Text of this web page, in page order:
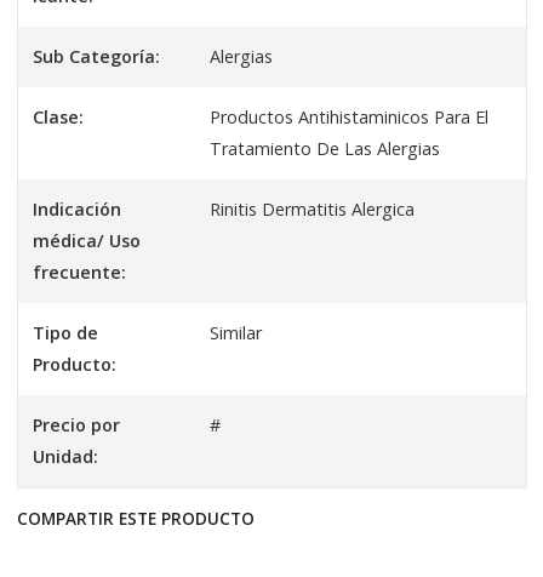
Sub Categoría: Alergias
Clase:
Productos Antihistaminicos Para El
Tratamiento De Las Alergias
Indicación
médica/ Uso
frecuente:
Rinitis Dermatitis Alergica
Tipo de
Producto:
Similar
Precio por
Unidad:
#
COMPARTIR ESTE PRODUCTO